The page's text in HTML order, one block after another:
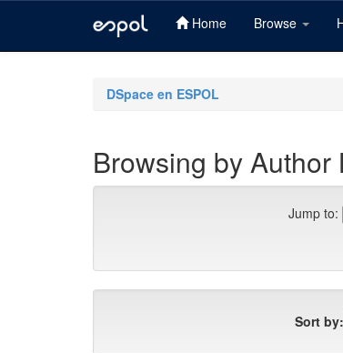
Home Browse
DSpace en ESPOL
Browsing by
Jump to:
Sort by: